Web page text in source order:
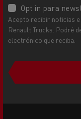
Opt in para
Acepto recibir noticias
Renault Trucks. Podré
electrónico que reciba.